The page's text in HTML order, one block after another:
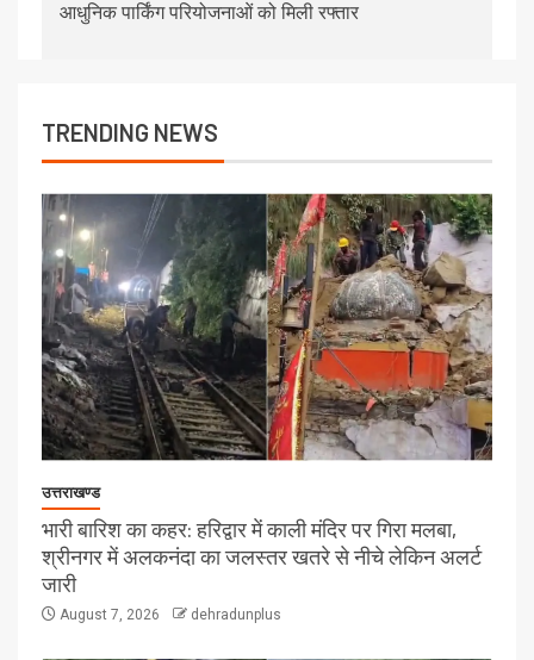
आधुनिक पार्किंग परियोजनाओं को मिली रफ्तार
TRENDING NEWS
उत्तराखण्ड
भारी बारिश का कहर: हरिद्वार में काली मंदिर पर गिरा मलबा,
श्रीनगर में अलकनंदा का जलस्तर खतरे से नीचे लेकिन अलर्ट
जारी
August 7, 2026 dehradunplus